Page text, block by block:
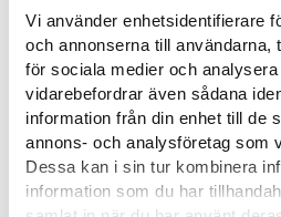
Vi använder enhetsidentifierare
och annonserna till användarna,
för sociala medier och
vidarebefordrar även sådana
information från din enhet till de
annons- och analysföretag som
Dessa kan i sin tur kombinera
information som du har
din utredning. Anvisningar för hur
på denna sida.